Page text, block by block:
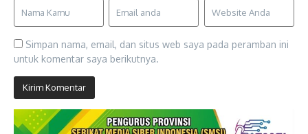
Simpan nama, email, dan situs web saya pada peramban ini
untuk komentar saya berikutnya.